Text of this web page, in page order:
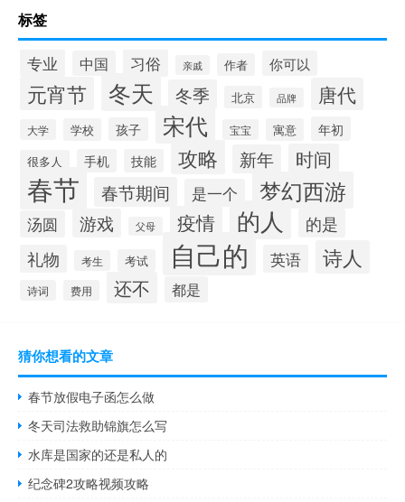
标签
专业 中国 习俗 亲戚 作者 你可以
元宵节 冬天 冬季 北京 品牌 唐代
大学 学校 孩子 宋代 宝宝 寓意 年初
很多人 手机 技能 攻略 新年 时间
春节 春节期间 是一个 梦幻西游
汤圆 游戏 父母 疫情 的人 的是
礼物 考生 考试 自己的 英语 诗人
诗词 费用 还不 都是
猜你想看的文章
春节放假电子函怎么做
冬天司法救助锦旗怎么写
水库是国家的还是私人的
纪念碑2攻略视频攻略